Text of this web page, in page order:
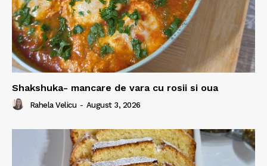
Shakshuka- mancare de vara cu rosii si oua
Rahela Velicu - August 3, 2026